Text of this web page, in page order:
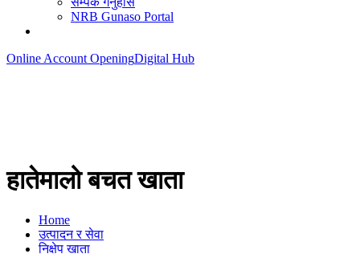
NRB Gunaso Portal
Online Account OpeningDigital Hub
हातेमालो बचत खाता
Home
उत्पादन र सेवा
निक्षेप खाता